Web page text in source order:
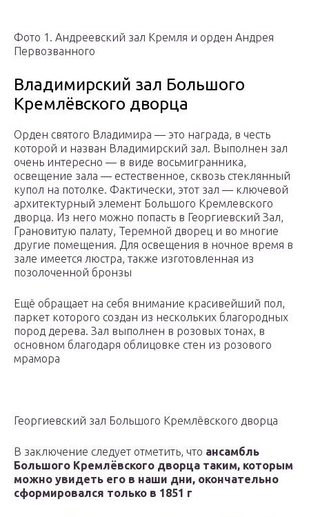
Фото 1. Андреевский зал Кремля и орден Андрея
Первозванного
Владимирский зал Большого
Кремлёвского дворца
Орден святого Владимира — это награда, в честь
которой и назван Владимирский зал. Выполнен зал
очень интересно — в виде восьмигранника,
освещение зала — естественное, сквозь стеклянный
купол на потолке. Фактически, этот зал — ключевой
архитектурный элемент Большого Кремлевского
дворца. Из него можно попасть в Георгиевский Зал,
Грановитую палату, Теремной дворец и во многие
другие помещения. Для освещения в ночное время в
зале имеется люстра, также изготовленная из
позолоченной бронзы
Ещё обращает на себя внимание красивейший пол,
паркет которого создан из нескольких благородных
пород дерева. Зал выполнен в розовых тонах, в
основном благодаря облицовке стен из розового
мрамора
Георгиевский зал Большого Кремлёвского дворца
В заключение следует отметить, что ансамбль
Большого Кремлёвского дворца таким, которым
можно увидеть его в наши дни, окончательно
сформировался только в 1851 г